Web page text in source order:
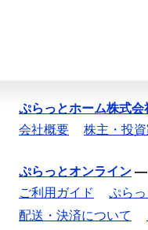
ぷらっとホーム株式会
会社概要
株主・投
ぷらっとオンライン —
ご利用ガイド
ぷら
配送・決済について